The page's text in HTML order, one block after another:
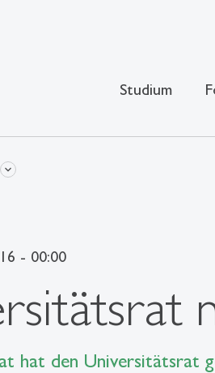
Studium
- 00:00
hat den Universitätsrat